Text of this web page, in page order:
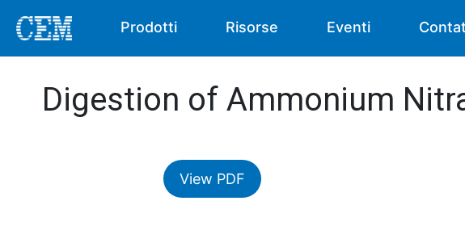
Prodotti Risorse Eventi
Digestion of Ammonium
View PDF